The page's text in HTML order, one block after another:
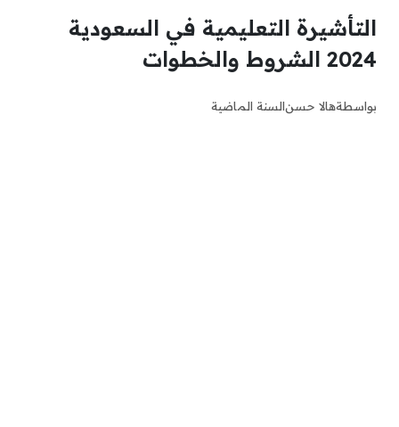
التأشيرة التعليمية في السعودية
2024 الشروط والخطوات
بواسطةهالا حسنالسنة الماضية